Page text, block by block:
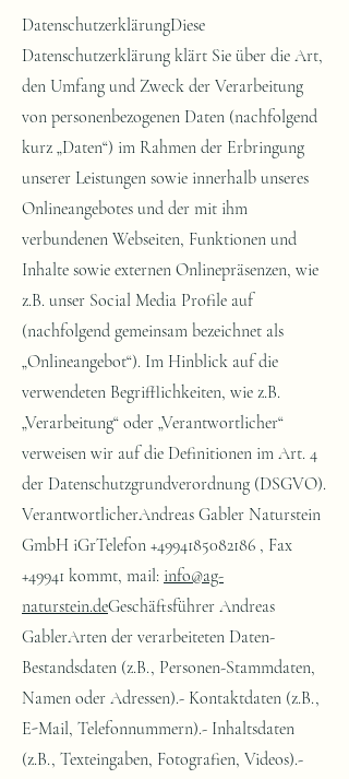
DatenschutzerklärungDiese
Datenschutzerklärung klärt Sie über die Art,
den Umfang und Zweck der Verarbeitung
von personenbezogenen Daten (nachfolgend
kurz „Daten“) im Rahmen der Erbringung
unserer Leistungen sowie innerhalb unseres
Onlineangebotes und der mit ihm
verbundenen Webseiten, Funktionen und
Inhalte sowie externen Onlinepräsenzen, wie
z.B. unser Social Media Profile auf
(nachfolgend gemeinsam bezeichnet als
„Onlineangebot“). Im Hinblick auf die
verwendeten Begrifflichkeiten, wie z.B.
„Verarbeitung“ oder „Verantwortlicher“
verweisen wir auf die Definitionen im Art. 4
der Datenschutzgrundverordnung (DSGVO).
VerantwortlicherAndreas Gabler Naturstein
GmbH iGrTelefon +4994185082186 , Fax
+49941 kommt, mail: info@ag-
naturstein.deGeschäftsführer Andreas
GablerArten der verarbeiteten Daten-
Bestandsdaten (z.B., Personen-Stammdaten,
Namen oder Adressen).- Kontaktdaten (z.B.,
E-Mail, Telefonnummern).- Inhaltsdaten
(z.B., Texteingaben, Fotografien, Videos).-